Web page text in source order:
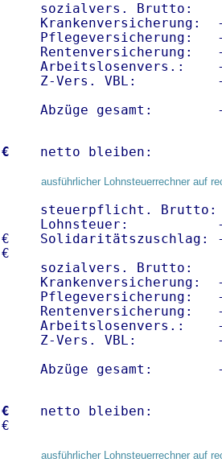
sozialvers. Brutto:
Pflegeversicherung:
Rentenversicherung:
Arbeitslosenvers.:
Z-Vers. VBL:
Abzüge gesamt:        -
netto bleiben:
ausführlicher Lohnsteuerrechner auf
steuerpflicht. Brutto:
Lohnsteuer:           -
Solidaritätszuschlag:
sozialvers. Brutto:
Krankenversicherung:
Pflegeversicherung:
Rentenversicherung:
Arbeitslosenvers.:
Z-Vers. VBL:
Abzüge gesamt:        -
netto bleiben:
ausführlicher Lohnsteuerrechner auf